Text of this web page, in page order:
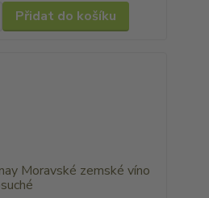
Přidat do košíku